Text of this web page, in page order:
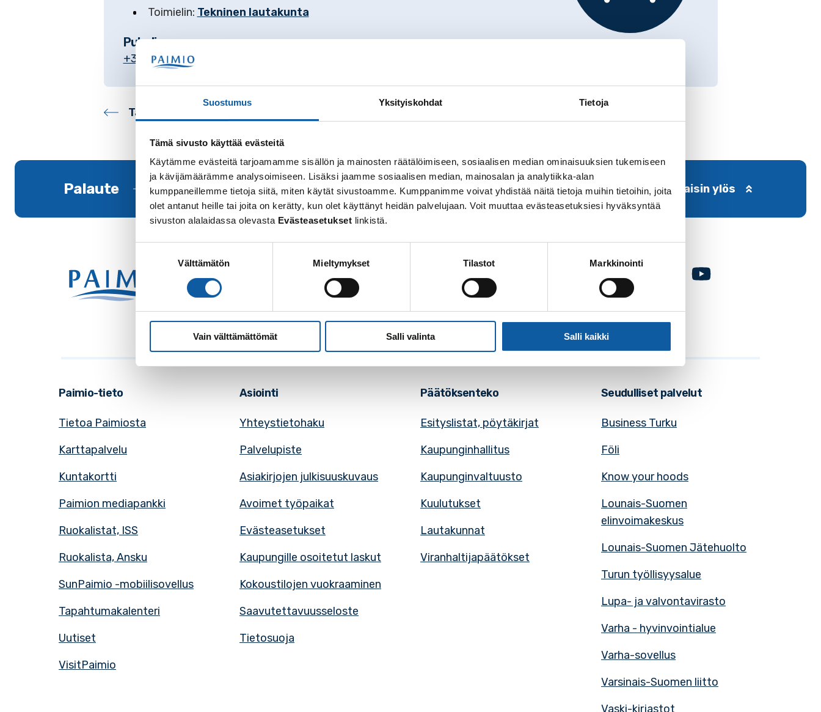
Suostumus Yksityiskohdat Tietoja
Tämä sivusto käyttää evästeitä
Käytämme evästeitä tarjoamamme sisällön ja mainosten räätälöimiseen, sosiaalisen median ominaisuuksien tukemiseen
ja kävijämäärämme analysoimiseen. Lisäksi jaamme sosiaalisen median, mainosalan ja analytiikka-alan
kumppaneillemme tietoja siitä, miten käytät sivustoamme. Kumppanimme voivat yhdistää näitä tietoja muihin tietoihin, joita
olet antanut heille tai joita on kerätty, kun olet käyttänyt heidän palvelujaan. Voit muuttaa evästeasetuksiesi hyväksyntää
sivuston alalaidassa olevasta Evästeasetukset linkistä.
Välttämätön Mieltymykset Tilastot Markkinointi
Vain välttämättömät Salli valinta Salli kaikki
Toimielin: Tekninen lautakunta
Puhelinnumero
+3582474511
Takaisin yhteystietohakemistoon
Palaute Takaisin ylös
Käyntiosoite: Vistantie 18
Postiosoite: PL 50, 21531 PAIMIO
Sähköposti:paimio.kaupunki@paimio.fi
FacebookInstagram
Paimio-tieto
Tietoa Paimiosta
Karttapalvelu
Kuntakortti
Paimion mediapankki
Ruokalistat, ISS
Ruokalista, Ansku
SunPaimio -mobiilisovellus
Tapahtumakalenteri
Uutiset
VisitPaimio
Asiointi
Yhteystietohaku
Palvelupiste
Asiakirjojen julkisuuskuvaus
Avoimet työpaikat
Evästeasetukset
Kaupungille osoitetut laskut
Kokoustilojen vuokraaminen
Saavutettavuusseloste
Tietosuoja
Päätöksenteko
Esityslistat, pöytäkirjat
Kaupunginhallitus
Kaupunginvaltuusto
Kuulutukset
Lautakunnat
Viranhaltijapäätökset
Seudulliset palvelut
Business Turku
Föli
Know your hoods
Lounais-Suomen
elinvoimakeskus
Lounais-Suomen Jätehuolto
Turun työllisyysalue
Lupa- ja valvontavirasto
Varha - hyvinvointialue
Varha-sovellus
Varsinais-Suomen liitto
Vaski-kirjastot